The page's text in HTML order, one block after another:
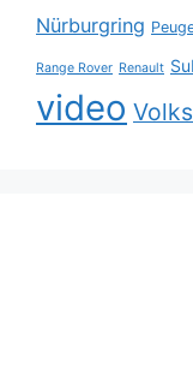
Nürburgring
Range Rover Renault
video